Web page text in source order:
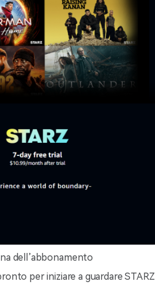
dell’abbonamento
per iniziare a guardare STARZ